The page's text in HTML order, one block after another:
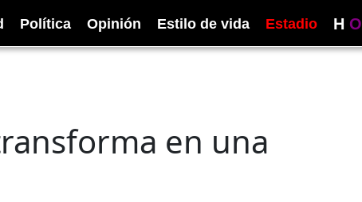
Política Opinión Estilo de vida Estadio H O
en una